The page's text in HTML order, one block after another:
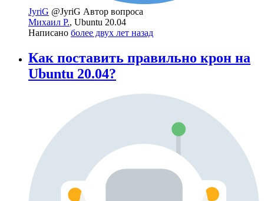
JyriG @JyriG Автор вопроса
Михаил Р., Ubuntu 20.04
Написано более двух лет назад
Как поставить правильно крон на
Ubuntu 20.04?